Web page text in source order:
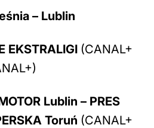
– Lublin
EKSTRALIGI (CANAL+
Lublin – PRES
Toruń (CANAL+